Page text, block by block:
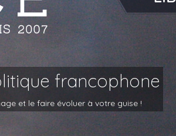
francophone
et le faire évoluer à votre guise !